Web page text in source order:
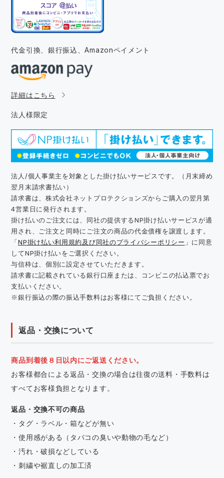
代金引換、銀行振込、Amazonペイメント
詳細はこちら
法人様限定
法人/個人事業主を対象とした掛け払いサービスです。（月末締め
翌月末請求書払い）
請求書は、株式会社ネットプロテクションズからご購入の翌月第
4営業日に発行されます。
掛け払いのご注文には、同社の提供するNP掛け払いサービスが適
用され、ご注文と同時にご注文の商品の代金債権を譲渡します。
「NP掛け払い利用規約及び同社のプライバシーポリシー 」に同意
してNP掛け払いをご選択ください。
与信枠は、個別に設定させていただきます。
請求書に記載されている銀行口座または、コンビニの払込票でお
支払いください。
※銀行振込の際の振込手数料はお客様にてご負担ください。
返品・交換について
商品到着後８日以内にご返送ください。
お客様都合による返品・交換の場合は往復の送料・手数料は
すべてお客様負担となります。
返品・交換不可の商品
・タグ・ラベル・箱などが無い
・使用感がある（タバコの臭いや動物の毛など）
・汚れ・破損などしている
・刺繍や裾直しの加工済